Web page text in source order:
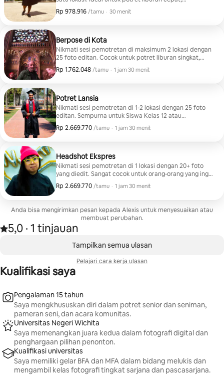
wisatawan solo, dan pasangan.
Rp 978.916 /tamu
Rp 978.916, per tamu
, · 30 menit
Berpose di Kota
Nikmati sesi pemotretan di maksimum 2 lokasi dengan
25 foto editan. Cocok untuk potret liburan singkat,
wisatawan solo, pasangan, dan blogger perjalanan.
Rp 1.762.048 /tamu
Rp 1.762.048, per tamu
, · 1 jam 30 menit
Potret Lansia
Nikmati sesi pemotretan di 1-2 lokasi dengan 25 foto
editan. Sempurna untuk Siswa Kelas 12 atau
Mahasiswa Tahun Terakhir yang ingin memperingati
momen penting mereka di musim kelulusan ini!
Rp 2.669.770 /tamu
Rp 2.669.770, per tamu
, · 1 jam 30 menit
Headshot Ekspres
Nikmati sesi pemotretan di 1 lokasi dengan 20+ foto
yang diedit. Sangat cocok untuk orang-orang yang ingin
memperbarui profil bisnis atau media sosial mereka
dengan foto wajah dan potret lingkungan yang
Rp 2.669.770 /tamu
Rp 2.669.770, per tamu
, · 1 jam 30 menit
Anda bisa mengirimkan pesan kepada Alexis untuk menyesuaikan atau
membuat perubahan.
Dinilai 5,0 dari 5 bintang, dari 1 ulasan
5,0
, · 1 tinjauan
Tampilkan semua ulasan
Pelajari cara kerja ulasan
Kualifikasi saya
Pengalaman 15 tahun
Saya mengkhususkan diri dalam potret senior dan seniman,
pameran seni, dan acara komunitas.
Universitas Negeri Wichita
Saya memenangkan juara kedua dalam fotografi digital dan
penghargaan pilihan penonton.
Kualifikasi universitas
Saya memiliki gelar BFA dan MFA dalam bidang melukis dan
mengambil kelas fotografi tingkat sarjana dan pascasarjana.